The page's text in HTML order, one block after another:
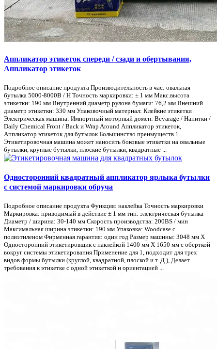
Аппликатор этикеток спереди / сзади и обертывания,
Аппликатор этикеток
Подробное описание продукта Производительность в час: овальная
бутылка 5000-8000B / H Точность маркировки: ± 1 мм Макс.высота
этикетки: 190 мм Внутренний диаметр рулона бумаги: 76,2 мм Внешний
диаметр этикетки: 330 мм Упаковочный материал: Клейкие этикетки
Электрическая машина: Импортный моторный домен: Bevarage / Напитки /
Daily Chemical Front / Back и Wrap Around Аппликатор этикеток,
Аппликатор этикеток для бутылок Большинство преимуществ 1.
Этикетировочная машина может наносить боковые этикетки на овальные
бутылки, круглые бутылки, плоские бутылки, квадратные ...
Односторонний квадратный аппликатор ярлыка бутылки
с системой маркировки обруча
Подробное описание продукта Функция: наклейка Точность маркировки
Маркировка: приводимый в действие ± 1 мм тип: электрическая бутылка
Диаметр / ширина: 30-140 мм Скорость производства: 200BS / мин
Максимальная ширина этикетки: 190 мм Упаковка: Woodcase с
полиэтиленом Фирменная гарантия: один год Размер машины: 3048 мм X
Односторонний этикетировщик с наклейкой 1400 мм X 1650 мм с оберткой
вокруг системы этикетирования Применение для 1, подходит для трех
видов формы бутылки (круглой, квадратной, плоской и т. Д.), Делает
требования к этикетке с одной этикеткой и ориентацией ...